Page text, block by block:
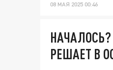
08 МАЯ 2025 00:46
РЕШАЕТ В